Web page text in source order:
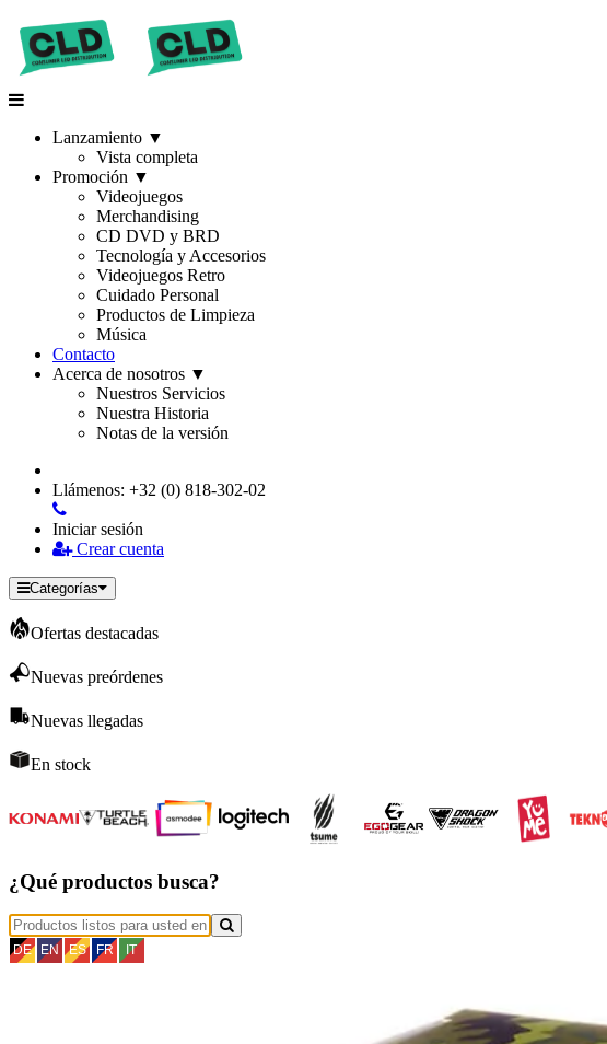
Lanzamiento ▼
Vista completa
Promoción ▼
Videojuegos
Merchandising
CD DVD y BRD
Tecnología y Accesorios
Videojuegos Retro
Cuidado Personal
Productos de Limpieza
Música
Contacto
Acerca de nosotros ▼
Nuestros Servicios
Nuestra Historia
Notas de la versión
Llámenos: +32 (0) 818-302-02
Iniciar sesión
Crear cuenta
Categorías
Ofertas destacadas
Nuevas preórdenes
Nuevas llegadas
En stock
¿Qué productos busca?